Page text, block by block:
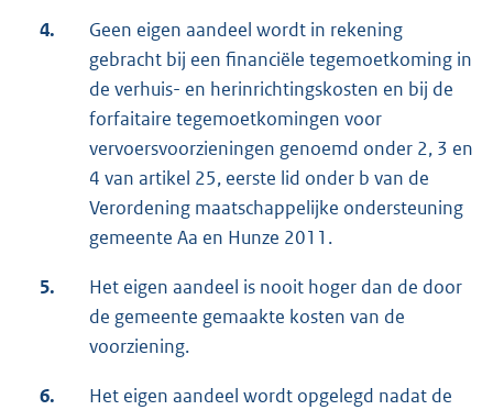
4.
Geen eigen aandeel wordt in rekening
gebracht bij een financiële tegemoetkoming in
de verhuis- en herinrichtingskosten en bij de
forfaitaire tegemoetkomingen voor
vervoersvoorzieningen genoemd onder 2, 3 en
4 van artikel 25, eerste lid onder b van de
Verordening maatschappelijke ondersteuning
gemeente Aa en Hunze 2011.
5.
Het eigen aandeel is nooit hoger dan de door
de gemeente gemaakte kosten van de
voorziening.
6.
Het eigen aandeel wordt opgelegd nadat de